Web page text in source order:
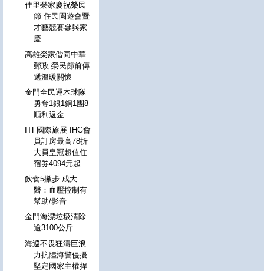
佳里榮家慶祝榮民
節 住民園遊會暨
才藝競賽參與家
慶
高雄榮家偕同中華
郵政 榮民節前傳
遞溫暖關懷
金門全民運木球隊
勇奪1銀1銅1團8
順利返金
ITF國際旅展 IHG會
員訂房最高78折
大員皇冠超值住
宿券4094元起
飲食5撇步 成大
醫：血壓控制有
幫助/影音
金門海漂垃圾清除
逾3100公斤
海巡不畏狂濤巨浪
力抗陸海警侵擾
堅定國家主權捍